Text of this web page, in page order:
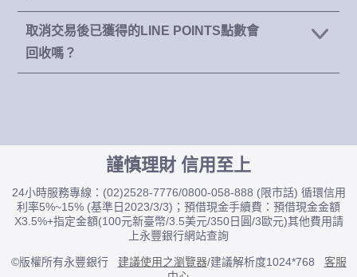
取消交易後已獲得的LINE POINTS點數會
回收嗎？
謹慎理財 信用至上
24小時服務專線：(02)2528-7776/0800-058-888 (限市話) 循環信用
利率5%~15% (基準日2023/3/3)；預借現金手續費：預借現金金額
X3.5%+指定金額(100元新臺幣/3.5美元/350日圓/3歐元)其他費用請
上永豐銀行網站查詢
©版權所有永豐銀行 建議使用之瀏覽器/建議解析度1024*768 客服